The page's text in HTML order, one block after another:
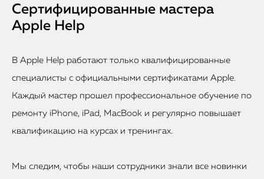
Сертифицированные мастера
Apple Help
В Apple Help работают только квалифицированные
специалисты с официальными сертификатами Apple.
Каждый мастер прошел профессиональное обучение по
ремонту iPhone, iPad, MacBook и регулярно повышает
квалификацию на курсах и тренингах.
Мы следим, чтобы наши сотрудники знали все новинки